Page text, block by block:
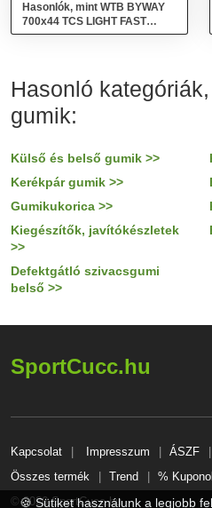
Hasonlók, mint WTB BYWAY
700x44 TCS LIGHT FAST
ROLLING Külső gumi, fekete,
Hasonló
gumik:
Külső és belső gumik >>
Kerékpár gumik >>
Gumikukorica >>
Kiegészítők, javítókészletek
>>
Defektgátló szivacsgumi
belső >>
SportCucc.hu
Kapcsolat Impresszum ÁSZF
Összes termék
Trend
%
© 2026 SportCucc.hu
🍪 Sütiket használunk a legjobb